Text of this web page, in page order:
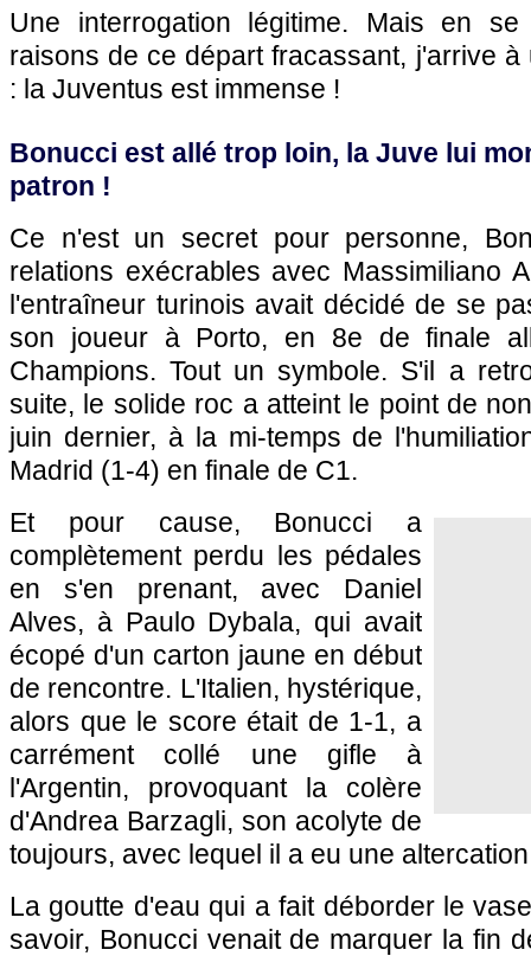
Une interrogation légitime. Mais en
raisons de ce départ fracassant, j'arrive
: la Juventus est immense !
Bonucci est allé trop loin, la Juve lui
patron !
Ce n'est un secret pour personne,
relations exécrables avec Massimiliano
l'entraîneur turinois avait décidé de se
son joueur à Porto, en 8e de finale
Champions. Tout un symbole. S'il a
suite, le solide roc a atteint le point de
juin dernier, à la mi-temps de
Madrid (1-4) en finale de C1.
Et pour cause, Bonucci a
complètement perdu les pédales
en s'en prenant, avec Daniel
Alves, à Paulo Dybala, qui avait
écopé d'un carton jaune en début
de rencontre. L'Italien, hystérique,
alors que le score était de 1-1, a
carrément collé une gifle à
l'Argentin, provoquant la colère
d'Andrea Barzagli, son acolyte de
toujours, avec lequel il a eu une
La goutte d'eau qui a fait déborder le
savoir, Bonucci venait de marquer la fin